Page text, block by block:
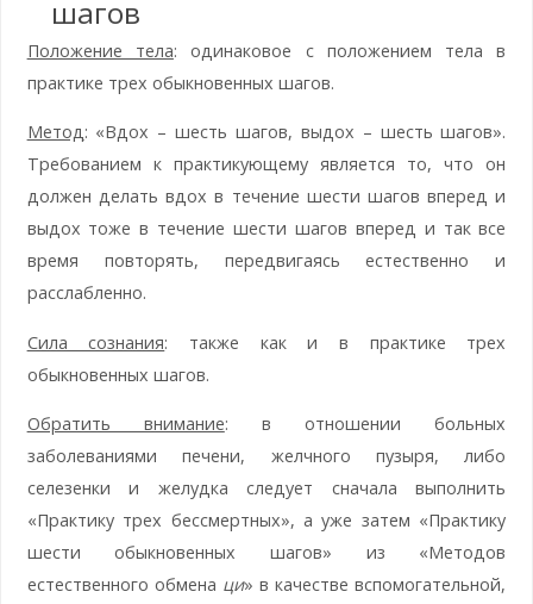
шагов
Положение тела: одинаковое с положением тела в
практике трех обыкновенных шагов.
Метод: «Вдох – шесть шагов, выдох – шесть шагов».
Требованием к практикующему является то, что он
должен делать вдох в течение шести шагов вперед и
выдох тоже в течение шести шагов вперед и так все
время повторять, передвигаясь естественно и
расслабленно.
Сила сознания: также как и в практике трех
обыкновенных шагов.
Обратить внимание: в отношении больных
заболеваниями печени, желчного пузыря, либо
селезенки и желудка следует сначала выполнить
«Практику трех бессмертных», а уже затем «Практику
шести обыкновенных шагов» из «Методов
естественного обмена ци» в качестве вспомогательной,